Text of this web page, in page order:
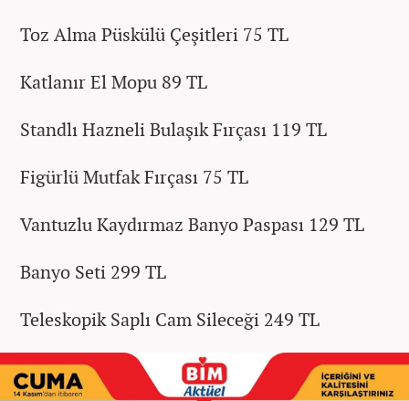
Toz Alma Püskülü Çeşitleri 75 TL
Katlanır El Mopu 89 TL
Standlı Hazneli Bulaşık Fırçası 119 TL
Figürlü Mutfak Fırçası 75 TL
Vantuzlu Kaydırmaz Banyo Paspası 129 TL
Banyo Seti 299 TL
Teleskopik Saplı Cam Sileceği 249 TL